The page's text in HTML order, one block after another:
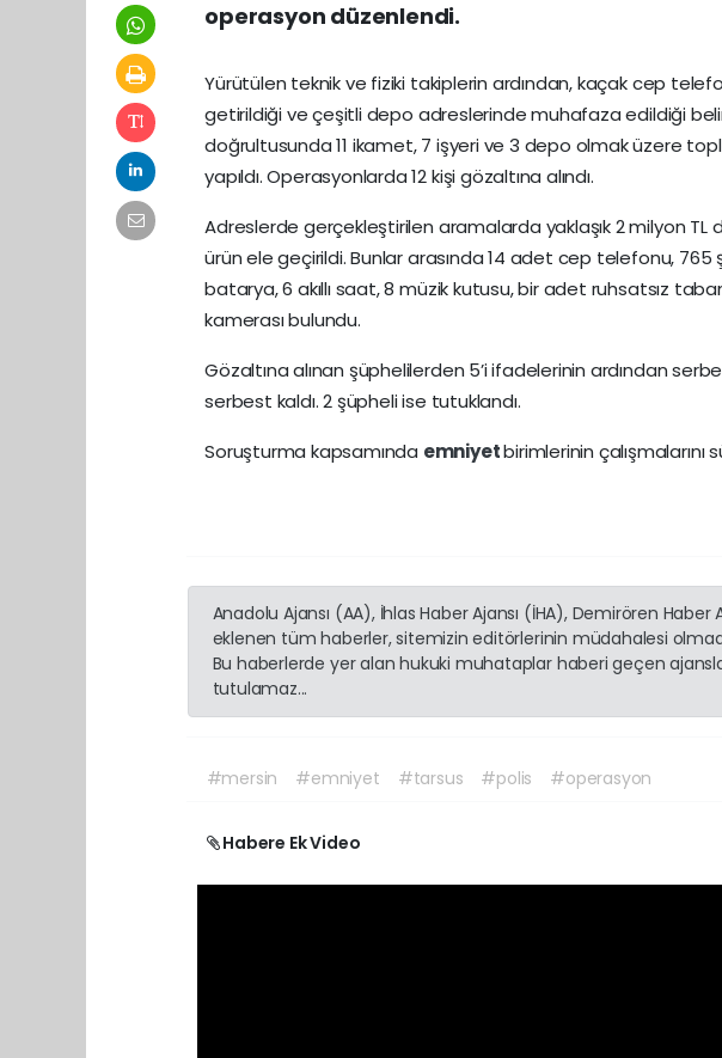
operasyon düzenlendi.
Yürütülen teknik ve fiziki takiplerin ardından, kaçak cep
getirildiği ve çeşitli depo adreslerinde muhafaza edildiği
doğrultusunda 11 ikamet, 7 işyeri ve 3 depo olmak üzere
yapıldı. Operasyonlarda 12 kişi gözaltına alındı.
Adreslerde gerçekleştirilen aramalarda yaklaşık 2 milyon TL
ürün ele geçirildi. Bunlar arasında 14 adet cep telefonu, 765
batarya, 6 akıllı saat, 8 müzik kutusu, bir adet ruhsatsız
kamerası bulundu.
Gözaltına alınan şüphelilerden 5’i ifadelerinin ardından
serbest kaldı. 2 şüpheli ise tutuklandı.
Soruşturma kapsamında emniyetbirimlerinin çalışmalarını
Anadolu Ajansı (AA), İhlas Haber Ajansı (İHA), Demirören
eklenen tüm haberler, sitemizin editörlerinin müdahalesi
Bu haberlerde yer alan hukuki muhataplar haberi geçen
tutulamaz...
#mersin #emniyet #tarsus #polis #operasyon
Habere Ek Video